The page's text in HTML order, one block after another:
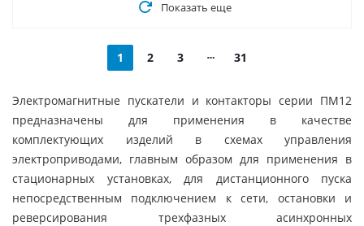
Показать еще
1 2 3 31
Электромагнитные пускатели и контакторы серии ПМ12
предназначены для применения в качестве
комплектующих изделий в схемах управления
электроприводами, главным образом для применения в
стационарных установках, для дистанционного пуска
непосредственным подключением к сети, остановки и
реверсирования трехфазных асинхронных